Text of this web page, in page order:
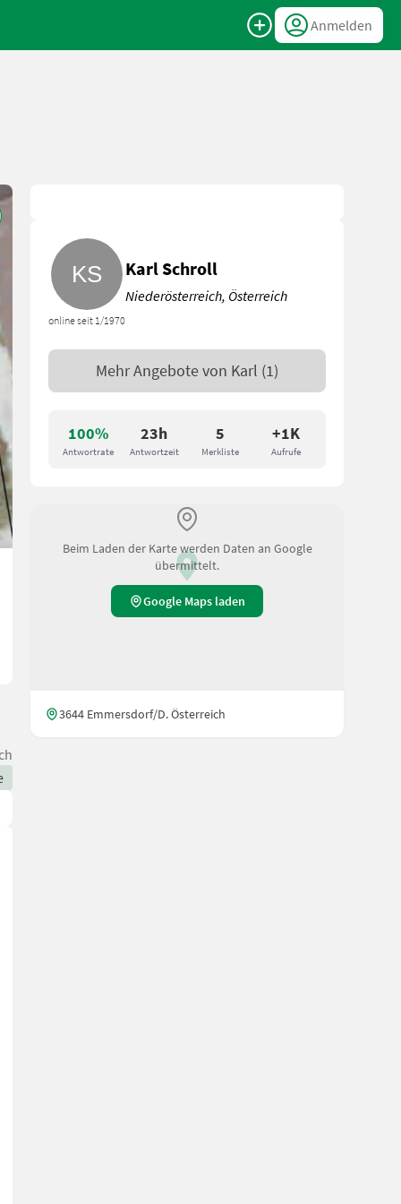
Anmelden
100%
Antwortrate
23h
Antwortzeit
5
Merkliste
+1K
Aufrufe
online seit 1/1970
Karl Schroll
Niederösterreich, Österreich
Mehr Angebote von Karl (1)
Beim Laden der Karte werden Daten an Google
übermittelt.
Google Maps laden
3644 Emmersdorf/D. Österreich